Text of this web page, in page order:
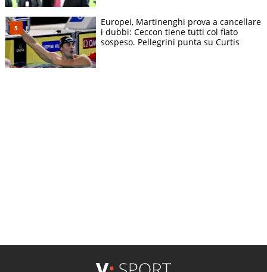
Europei, Martinenghi prova a cancellare
i dubbi: Ceccon tiene tutti col fiato
sospeso. Pellegrini punta su Curtis